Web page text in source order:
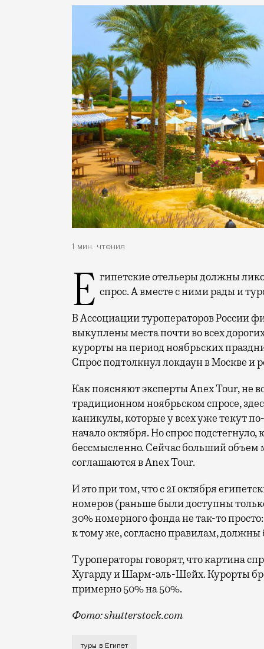
1 мин. чтения
Египетские отельеры должны ликовать — туристы из России обеспечили хороший спрос. А вместе с ними рады и
В Ассоциации туроператоров России
выкуплены места почти во всех
курорты на период ноябрьских
Спрос подтолкнул локдаун в Москве и
Как поясняют эксперты Anex Tour, не
традиционном ноябрьском спросе,
каникулы, которые у всех уже текут
начало октября. Но спрос
бессмысленно. Сейчас больший объем
соглашаются в Anex Tour.
И это при том, что с 21 октября
номеров (раньше были доступны
30% номерного фонда не так-то
к тому же, согласно правилам,
Туроператоры говорят, что картина
Хугарду и Шарм-эль-Шейх. Курорты
примерно 50% на 50%.
Фото: shutterstock.com
Египетские отельеры должны
туры в Египет